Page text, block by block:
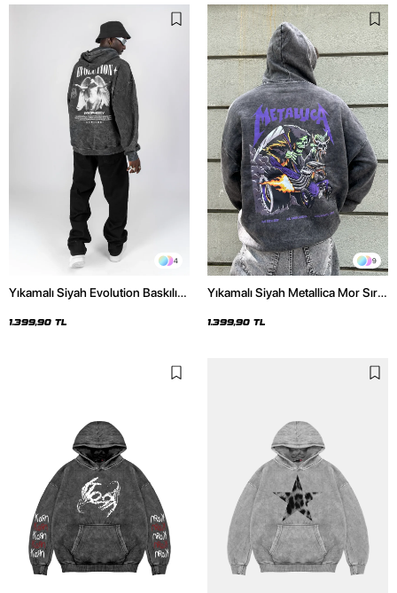
4
Yıkamalı Siyah Evolution Baskılı
Hoodie
1.399,90 TL
9
Yıkamalı Siyah Metallica Mor Sırt
Hoodie
1.399,90 TL